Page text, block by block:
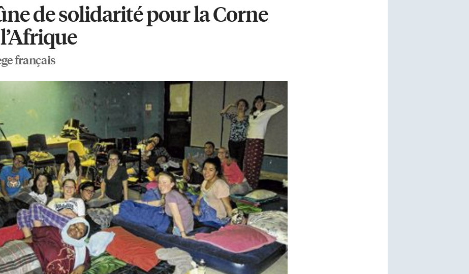
de solidarité pour la Corne
français